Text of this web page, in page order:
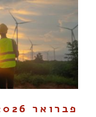
פברואר 2026